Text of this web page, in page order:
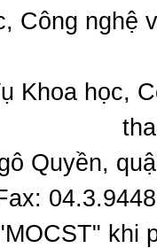
Công nghệ
Khoa học,
Quyền,
khi